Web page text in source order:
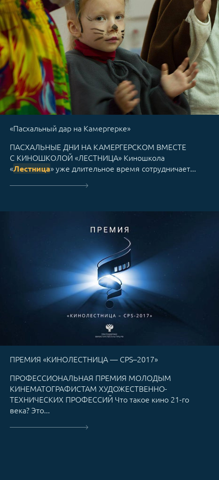
«Пасхальный дар на Камергерке»
ПАСХАЛЬНЫЕ ДНИ НА КАМЕРГЕРСКОМ ВМЕСТЕ
С КИНОШКОЛОЙ «ЛЕСТНИЦА» Киношкола
«Лестница» уже длительное время сотрудничает...
ПРЕМИЯ «КИНОЛЕСТНИЦА — CPS–2017»
ПРОФЕССИОНАЛЬНАЯ ПРЕМИЯ МОЛОДЫМ
КИНЕМАТОГРАФИСТАМ ХУДОЖЕСТВЕННО-
ТЕХНИЧЕСКИХ ПРОФЕССИЙ Что такое кино 21-го
века? Это...